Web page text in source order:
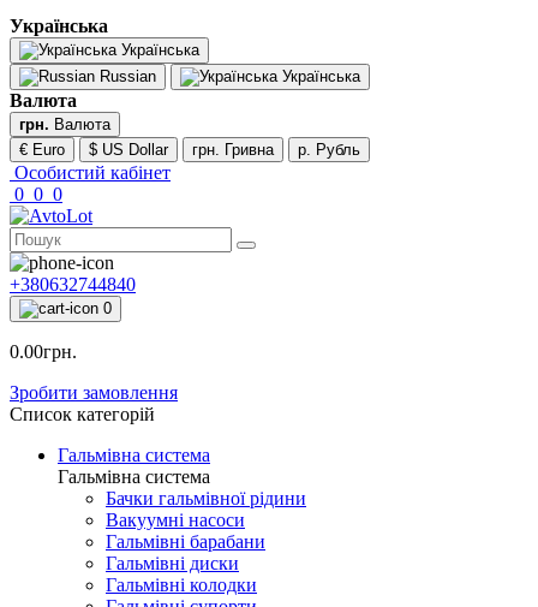
Українська
Українська
Russian
Українська
Валюта
грн. Валюта
€ Euro
$ US Dollar грн. Гривна р. Рубль
Особистий кабінет
0 0 0
+380632744840
0
0.00грн.
Зробити замовлення
Список категорій
Гальмівна система
Гальмівна система
Бачки гальмівної рідини
Вакуумні насоси
Гальмівні барабани
Гальмівні диски
Гальмівні колодки